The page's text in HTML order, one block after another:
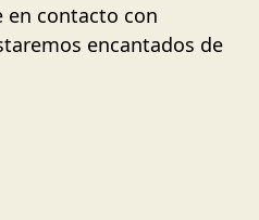
en contacto con
encantados de